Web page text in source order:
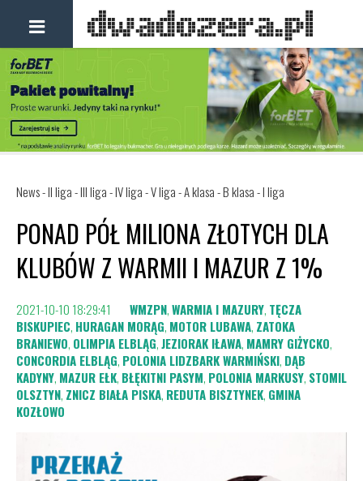
News - II liga - III liga - IV liga - V liga - A klasa - B klasa - I liga
PONAD PÓŁ MILIONA ZŁOTYCH DLA
KLUBÓW Z WARMII I MAZUR Z 1%
2021-10-10 18:29:41 WMZPN,WARMIA I MAZURY, TĘCZA
BISKUPIEC, HURAGAN MORĄG, MOTOR LUBAWA, ZATOKA
BRANIEWO, OLIMPIA ELBLĄG,JEZIORAK IŁAWA, MAMRY GIŻYCKO,
CONCORDIA ELBLĄG, POLONIA LIDZBARK WARMIŃSKI, DĄB
KADYNY, MAZUR EŁK, BŁĘKITNI PASYM, POLONIA MARKUSY, STOMIL
OLSZTYN, ZNICZ BIAŁA PISKA, REDUTA BISZTYNEK, GMINA
KOZŁOWO